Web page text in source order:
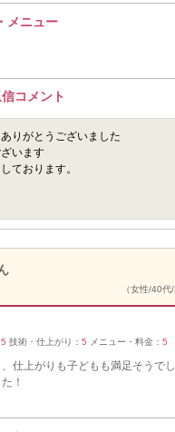
メニュー
コメント
りがとうございました
います
ております。
（女性/40代
5 技術・仕上がり： 5 メニュー・料金： 5
仕上がりも子どもも満足そうでし
！